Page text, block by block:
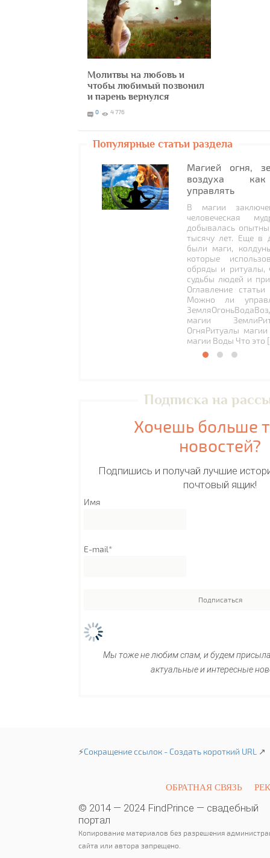
Молитвы на любовь и
чтобы любимый позвонил
и парень вернулся
0 4 776
Популярные статьи раздела
Магией огня,
воздуха
управлять
В магии
человеческая
добывалась
тысячу лет. Еще в
были маги,
которые
обряды и ритуалы,
судьбы людей и
Оглавление
Можно ли
магии
ОгняРитуалы
магии Воды Что это
Подписка на
Хочешь больше
новостей?
Подпишись и получай лучшие
почтовый ящик!
Имя
E-mail*
Мы тоже не любим спам, и будем
актуальные и интересные
⚡Сокращение ссылок - Создать короткий URL ↗
ОБРАТНАЯ СВЯЗЬ
© 2014 — 2024 FindPrince — свадебный
портал
Копирование материалов без разрешения
сайта или автора запрещено.